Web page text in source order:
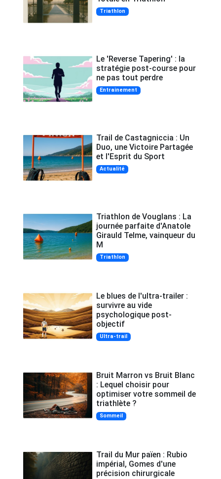
Triathlon
Le 'Reverse Tapering' : la
stratégie post-course pour
ne pas tout perdre
Entrainement
Trail de Castagniccia : Un
Duo, une Victoire Partagée
et l'Esprit du Sport
Actualité
Triathlon de Vouglans : La
journée parfaite d'Anatole
Girauld Telme, vainqueur du
M
Triathlon
Le blues de l'ultra-trailer :
survivre au vide
psychologique post-
objectif
Ultra-trail
Bruit Marron vs Bruit Blanc
: Lequel choisir pour
optimiser votre sommeil de
triathlète ?
Sommeil
Trail du Mur païen : Rubio
impérial, Gomes d'une
précision chirurgicale